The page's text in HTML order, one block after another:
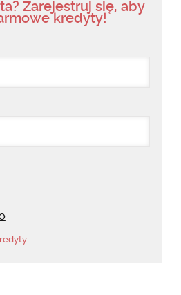
Zarejestruj się, aby
kredyty!